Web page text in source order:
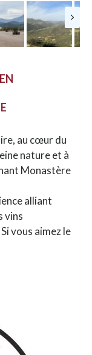
au cœur du
nature et à
Monastère
alliant
vins
vous aimez le